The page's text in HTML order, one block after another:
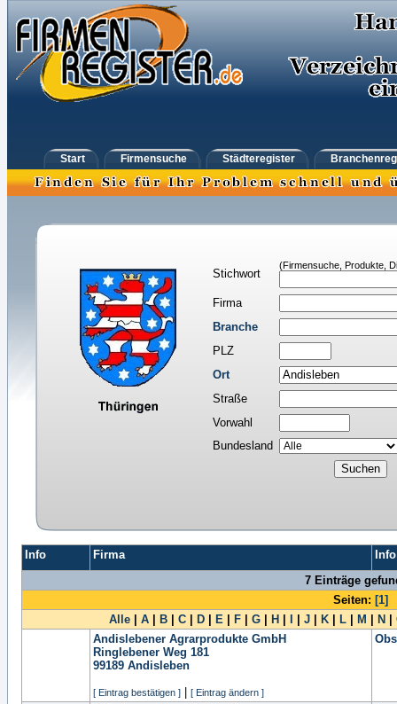
Start Firmensuche Städteregister
Stichwort
(Firmensuche, Produkte,
Firma
Branche
PLZ
Ort
Straße
Vorwahl
Bundesland
Info Firma
7 Einträge
Seiten: [1]
Alle
A B C D E F G H J K L M N
Andislebener Agrarprodukte GmbH
Ringlebener Weg 181
99189 Andisleben
[ Eintrag bestätigen ] [ Eintrag ändern ]